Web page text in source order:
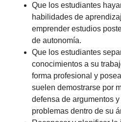
Que los estudiantes
habilidades de
emprender estudios
de autonomía.
Que los estudiantes
conocimientos a su
forma profesional y
suelen demostrarse por
defensa de argumentos
problemas dentro de su